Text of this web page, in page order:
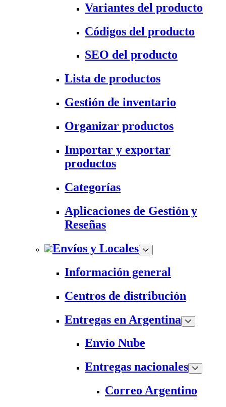
Variantes del producto
Códigos del producto
SEO del producto
Lista de productos
Gestión de inventario
Organizar productos
Importar y exportar
productos
Categorías
Aplicaciones de Gestión y
Reseñas
Envíos y Locales
Información general
Centros de distribución
Entregas en Argentina
Envío Nube
Entregas nacionales
Correo Argentino